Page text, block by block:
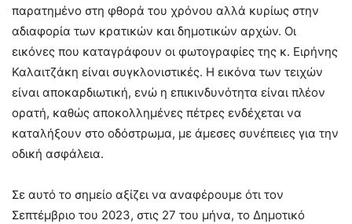
παρατημένο στη φθορά του χρόνου αλλά κυρίως στην
αδιαφορία των κρατικών και δημοτικών αρχών. Οι
εικόνες που καταγράφουν οι φωτογραφίες της κ. Ειρήνης
Καλαιτζάκη είναι συγκλονιστικές. Η εικόνα των τειχών
είναι αποκαρδιωτική, ενώ η επικινδυνότητα είναι πλέον
ορατή, καθώς αποκολλημένες πέτρες ενδέχεται να
καταλήξουν στο οδόστρωμα, με άμεσες συνέπειες για την
οδική ασφάλεια.
Σε αυτό το σημείο αξίζει να αναφέρουμε ότι τον
Σεπτέμβριο του 2023, στις 27 του μήνα, το Δημοτικό